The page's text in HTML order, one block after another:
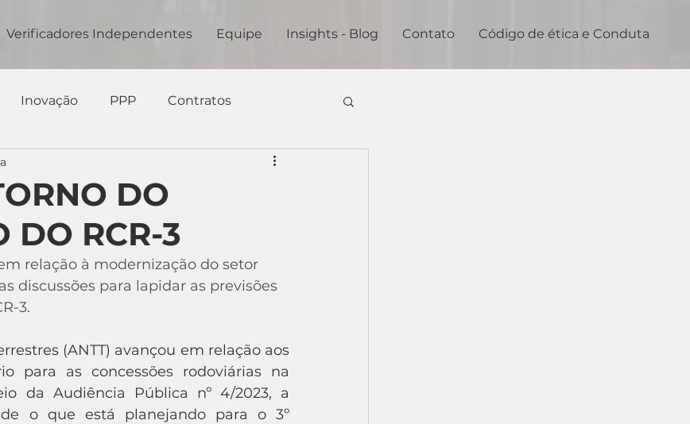
Verificadores Independentes Equipe Insights - Blog Contato Código de ética e Conduta
Inovação PPP Contratos
DO
DO RCR-3
relação à modernização do setor
discussões para lapidar as previsões
3.
para as concessões rodoviárias na
da Audiência Pública nº 4/2023, a
o que está planejando para o 3º